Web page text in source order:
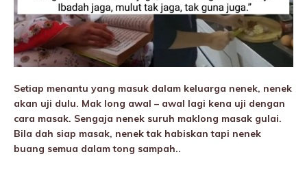
Setiap menantu yang masuk dalam keluarga nenek, nenek
akan uji dulu. Mak long awal – awal lagi kena uji dengan
cara masak. Sengaja nenek suruh maklong masak gulai.
Bila dah siap masak, nenek tak habiskan tapi nenek
buang semua dalam tong sampah..